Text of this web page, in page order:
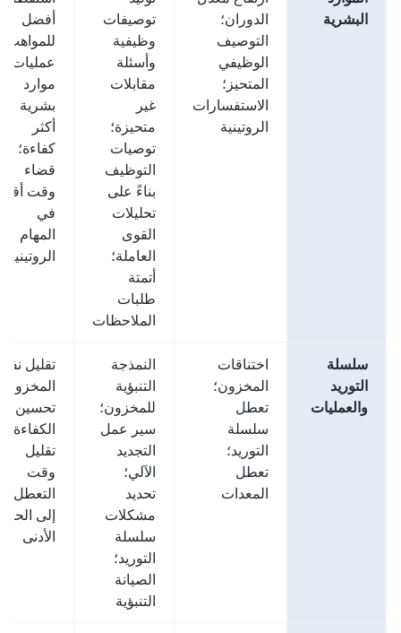
البشرية
الدوران؛
التوصيف
الوظيفي
المتحيز؛
الاستفسارات
الروتينية
توصيفات
وظيفية
وأسئلة
مقابلات
غير
متحيزة؛
توصيات
التوظيف
بناءً على
تحليلات
القوى
العاملة؛
أتمتة
طلبات
الملاحظات
أفضل
للمواهب؛
عمليات
موارد
بشرية
أكثر
كفاءة؛
قضاء
وقت أقل
في
المهام
الروتينية
سلسلة
التوريد
والعمليات
اختناقات
المخزون؛
تعطل
سلسلة
التوريد؛
تعطل
المعدات
النمذجة
التنبؤية
للمخزون؛
سير عمل
التجديد
الآلي؛
تحديد
مشكلات
سلسلة
التوريد؛
الصيانة
التنبؤية
تقليل نفاد
المخزون؛
تحسين
الكفاءة؛
تقليل
وقت
التعطل
إلى الحد
الأدنى